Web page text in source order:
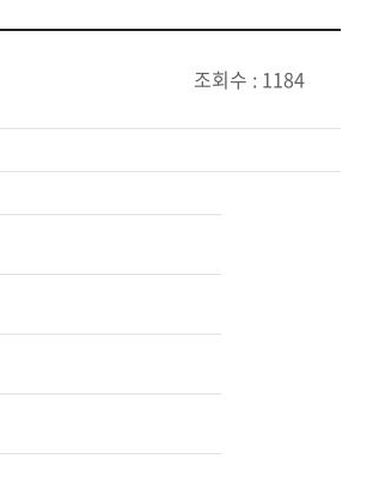
조회수 : 1184